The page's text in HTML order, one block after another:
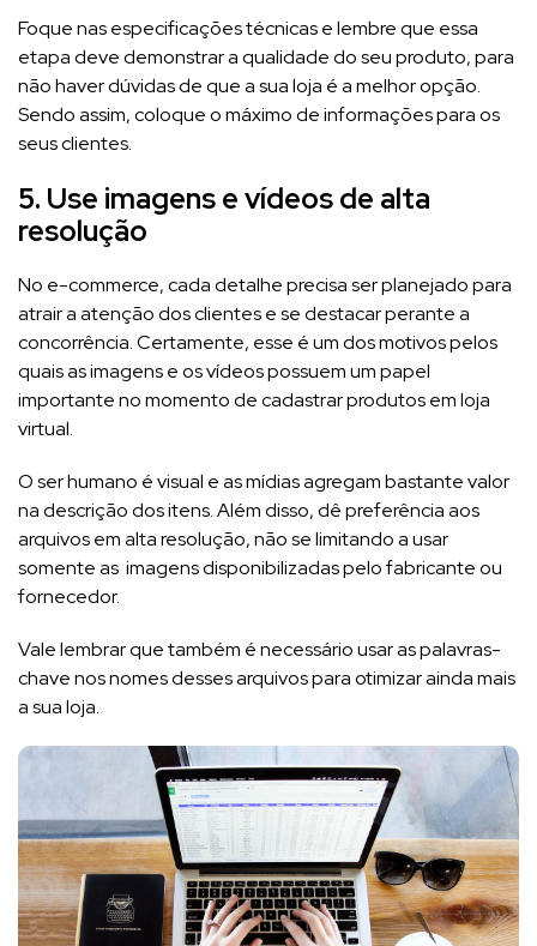
Foque nas especificações técnicas e lembre que essa
etapa deve demonstrar a qualidade do seu produto, para
não haver dúvidas de que a sua loja é a melhor opção.
Sendo assim, coloque o máximo de informações para os
seus clientes.
5. Use imagens e vídeos de alta
resolução
No e-commerce, cada detalhe precisa ser planejado para
atrair a atenção dos clientes e se destacar perante a
concorrência. Certamente, esse é um dos motivos pelos
quais as imagens e os vídeos possuem um papel
importante no momento de cadastrar produtos em loja
virtual.
O ser humano é visual e as mídias agregam bastante valor
na descrição dos itens. Além disso, dê preferência aos
arquivos em alta resolução, não se limitando a usar
somente as imagens disponibilizadas pelo fabricante ou
fornecedor.
Vale lembrar que também é necessário usar as palavras-
chave nos nomes desses arquivos para otimizar ainda mais
a sua loja.